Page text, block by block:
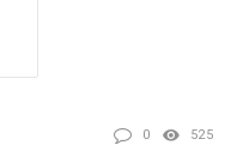
0 525